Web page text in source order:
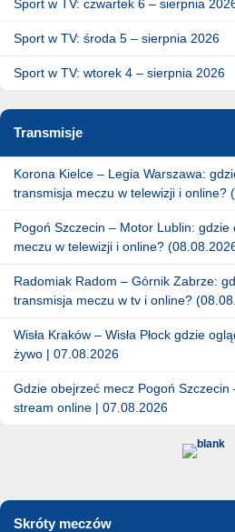
Sport w TV: czwartek 6 – sierpnia
Sport w TV: środa 5 – sierpnia 2026
Sport w TV: wtorek 4 – sierpnia 2026
Transmisje
Korona Kielce – Legia Warszawa:
transmisja meczu w telewizji i online?
Pogoń Szczecin – Motor Lublin:
meczu w telewizji i online?
Radomiak Radom – Górnik Zabrze:
transmisja meczu w tv i online?
Wisła Kraków – Wisła Płock gdzie
żywo | 07.08.2026
Gdzie obejrzeć mecz Pogoń Szczecin
stream online | 07.08.2026
Skróty meczów